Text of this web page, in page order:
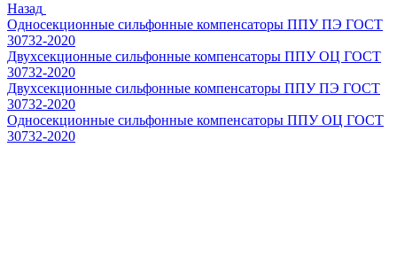
Назад
Односекционные сильфонные компенсаторы ППУ ПЭ ГОСТ
30732-2020
Двухсекционные сильфонные компенсаторы ППУ ОЦ ГОСТ
30732-2020
Двухсекционные сильфонные компенсаторы ППУ ПЭ ГОСТ
30732-2020
Односекционные сильфонные компенсаторы ППУ ОЦ ГОСТ
30732-2020